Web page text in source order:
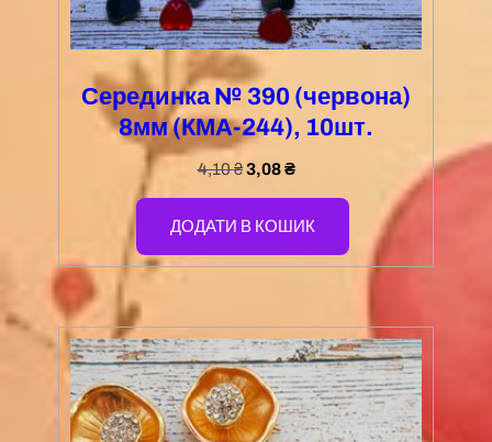
Серединка № 390 (червона)
8мм (КМА-244), 10шт.
4,10₴ 3,08₴
ДОДАТИ В КОШИК